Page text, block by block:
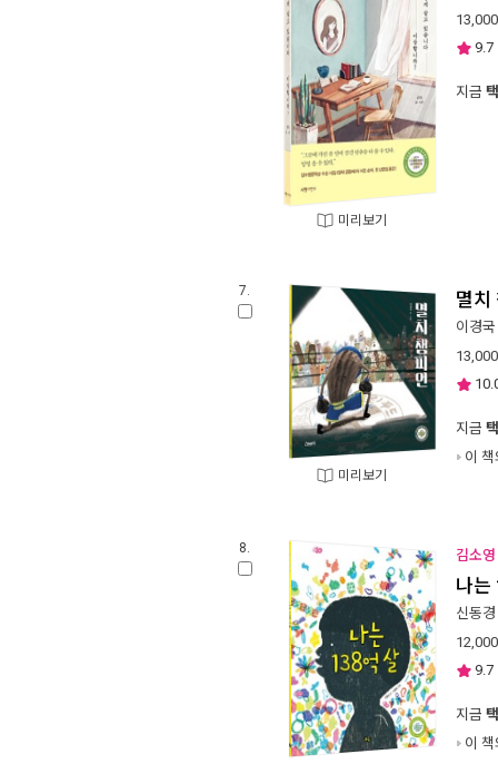
미리보기
13,000
9.7
지금
7.
미리보기
멸치
이경국
13,000
지금
이
8. 김소
나는
신동경
12,000
9.7
지금
이